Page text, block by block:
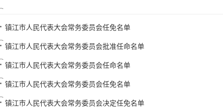
镇江市人民代表大会常务委员会任免名单
镇江市人民代表大会常务委员会批准任命名单
镇江市人民代表大会常务委员会任命名单
镇江市人民代表大会常务委员会任免名单
镇江市人民代表大会常务委员会决定任免名单